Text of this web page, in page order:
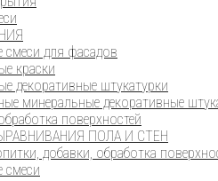
для фасадов
краски
декоративные штукатурки
минеральные декоративные
поверхностей
ПОЛА И СТЕН
добавки, обработка